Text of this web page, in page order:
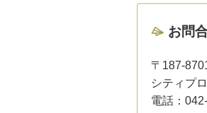
お問
〒187-
シティプ
電話：